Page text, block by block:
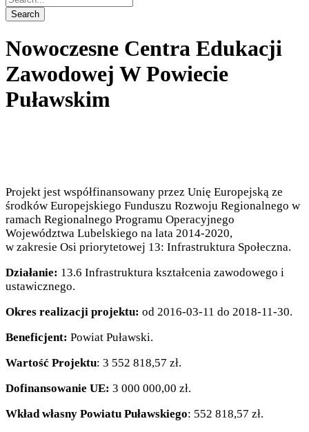
Nowoczesne Centra Edukacji
Zawodowej W Powiecie
Puławskim
Projekt jest współfinansowany przez Unię Europejską ze
środków Europejskiego Funduszu Rozwoju Regionalnego w
ramach Regionalnego Programu Operacyjnego
Województwa Lubelskiego na lata 2014-2020,
w zakresie Osi priorytetowej 13: Infrastruktura Społeczna.
Działanie: 13.6 Infrastruktura kształcenia zawodowego i
ustawicznego.
Okres realizacji projektu: od 2016-03-11 do 2018-11-30.
Beneficjent: Powiat Puławski.
Wartość Projektu: 3 552 818,57 zł.
Dofinansowanie UE: 3 000 000,00 zł.
Wkład własny Powiatu Puławskiego: 552 818,57 zł.